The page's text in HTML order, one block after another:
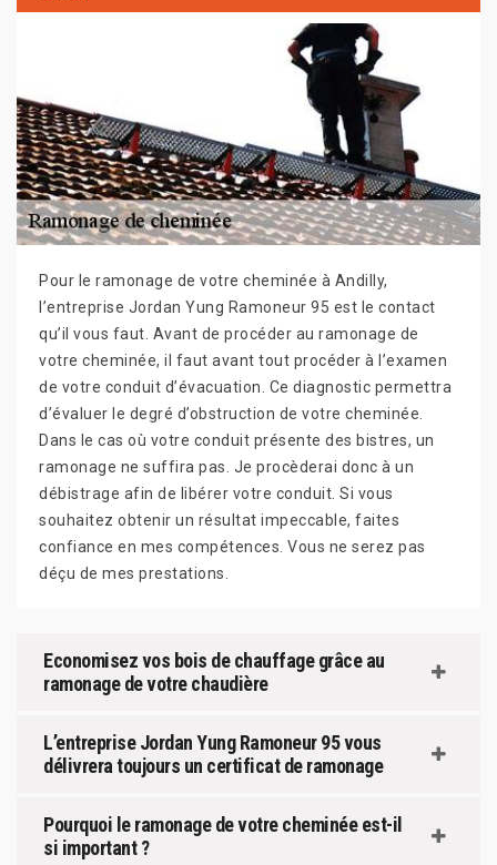
Pour le ramonage de votre cheminée à Andilly,
l’entreprise Jordan Yung Ramoneur 95 est le contact
qu’il vous faut. Avant de procéder au ramonage de
votre cheminée, il faut avant tout procéder à l’examen
de votre conduit d’évacuation. Ce diagnostic permettra
d’évaluer le degré d’obstruction de votre cheminée.
Dans le cas où votre conduit présente des bistres, un
ramonage ne suffira pas. Je procèderai donc à un
débistrage afin de libérer votre conduit. Si vous
souhaitez obtenir un résultat impeccable, faites
confiance en mes compétences. Vous ne serez pas
déçu de mes prestations.
Economisez vos bois de chauffage grâce au
ramonage de votre chaudière
L’entreprise Jordan Yung Ramoneur 95 vous
délivrera toujours un certificat de ramonage
Pourquoi le ramonage de votre cheminée est-il
si important ?